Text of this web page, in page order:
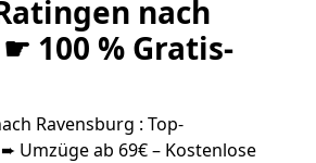
nach
100 % Gratis-
Ravensburg : Top-
Umzüge ab 69€ – Kostenlose